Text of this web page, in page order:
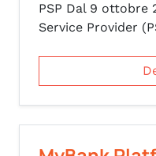
PSP Dal 9 ottobre
Service Provider